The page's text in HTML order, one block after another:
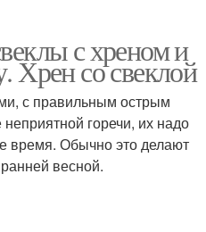
с хреном и
Хрен со свеклой
с правильным острым
горечи, их надо
время. Обычно это делают
весной.